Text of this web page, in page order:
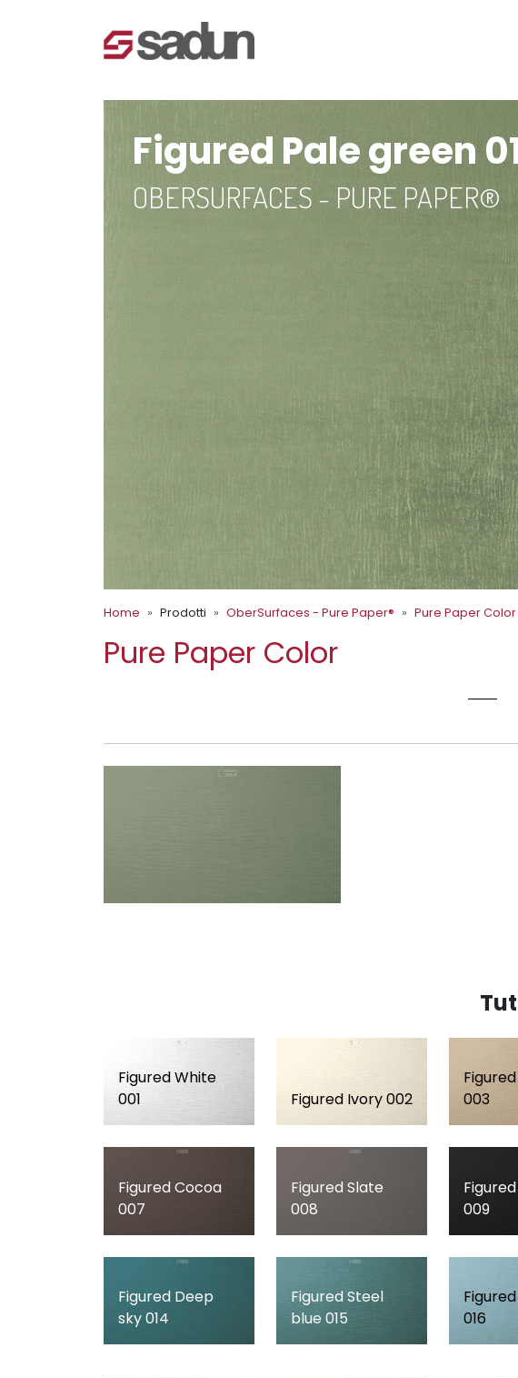
Figured Pale green
OBERSURFACES - PURE PAPER®
Home Prodotti OberSurfaces - Pure Paper® Pure Paper Color
Pure Paper Color
Figured White
001
Figured Ivory 002
003
Figured Cocoa
007
Figured Slate
008
009
Figured Deep
sky 014
Figured Steel
blue 015
016